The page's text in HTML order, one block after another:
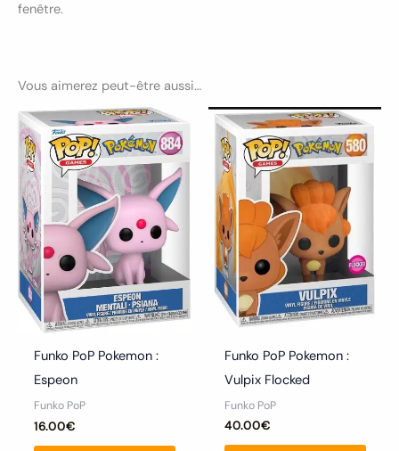
fenêtre.
Vous aimerez peut-être aussi…
Funko PoP Pokemon :
Espeon
Funko PoP
16.00€
Funko PoP Pokemon :
Vulpix Flocked
Funko PoP
40.00€